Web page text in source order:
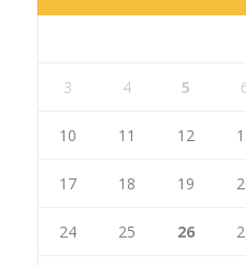
3 4 5
10 11 12
17 18 19
24 25 26